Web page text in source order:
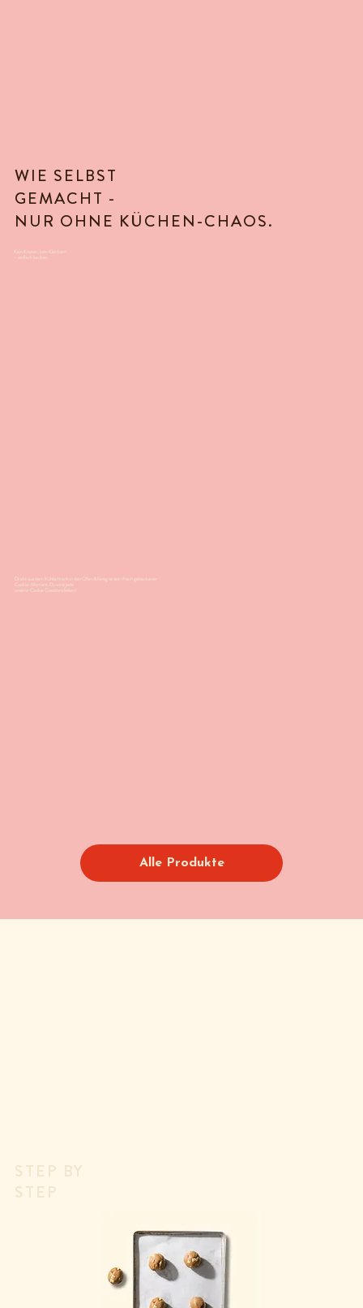
Direkt aus dem Kühlschrank in den Ofen & fertig ist dein frisch gebackener
Cookie-Moment. Du wirst jede
unserer Cookie Creations lieben!
Alle Produkte
WIE SELBST
GEMACHT -
NUR OHNE KÜCHEN-CHAOS.
Kein Kneten, kein Kleckern
– einfach backen.
STEP BY
STEP